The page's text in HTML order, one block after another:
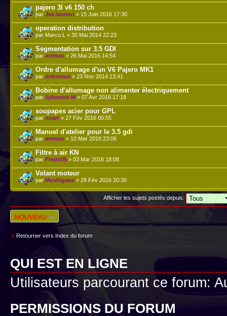
pajero 3l v6 150 ch
par Jea laurent » 15 Juin 2016 17:30
operation distribution
par Marco L » 30 Mai 2014 22:23
Segmentation sur 3.5 GDI
par arrmoo » 26 Mai 2016 14:54
Ordre d'allumage d'un V6 Pajero MK1
par arthemus » 23 Nov 2014 13:41
Bobine d'allumage non alimenter électriquement
par Sylvestre M » 07 Avr 2016 17:18
soupapes acier pour GPL
par noart » 27 Fév 2016 00:55
Manuel d'atelier pour le 3.5 gdi
par arrmoo » 10 Mar 2016 23:06
Filtre à air KN
par Fredo05 » 03 Mar 2016 18:08
Volant moteur
par Mushigana » 28 Fév 2016 20:30
Afficher les sujets postés depuis:
Écrire un nouveau
sujet
Retourner vers Index du forum
QUI EST EN LIGNE
Utilisateurs parcourant ce forum:
PERMISSIONS DU FORUM